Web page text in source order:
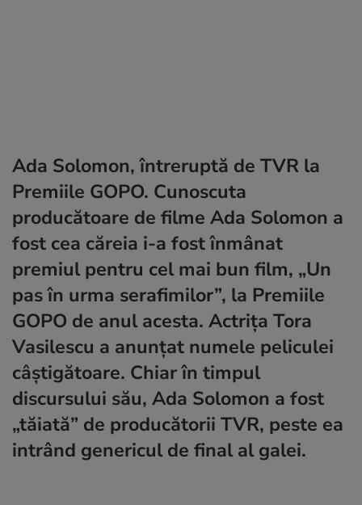
Ada Solomon, întreruptă de TVR la
Premiile GOPO. Cunoscuta
producătoare de filme Ada Solomon a
fost cea căreia i-a fost înmânat
premiul pentru cel mai bun film, „Un
pas în urma serafimilor”, la Premiile
GOPO de anul acesta. Actrița Tora
Vasilescu a anunțat numele peliculei
câștigătoare. Chiar în timpul
discursului său, Ada Solomon a fost
„tăiată” de producătorii TVR, peste ea
intrând genericul de final al galei.